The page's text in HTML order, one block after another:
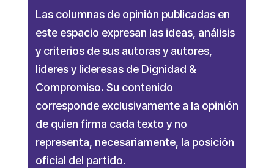
Las columnas de opinión publicadas en
este espacio expresan las ideas, análisis
y criterios de sus autoras y autores,
líderes y lideresas de Dignidad &
Compromiso. Su contenido
corresponde exclusivamente a la opinión
de quien firma cada texto y no
representa, necesariamente, la posición
oficial del partido.